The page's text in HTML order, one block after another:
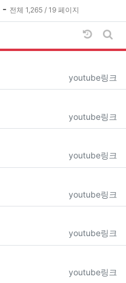
- 전체 1,265 / 19 페이지
날짜순
게
등록자
youtube링크
등록자
youtube링크
등록자
youtube링크
등록자
youtube링크
등록자
youtube링크
등록자
youtube링크